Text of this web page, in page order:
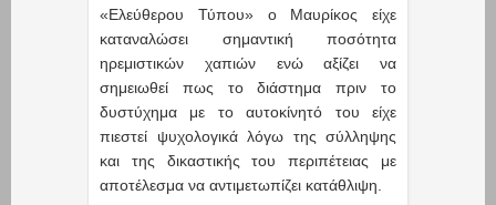
«Ελεύθερου Τύπου» ο Μαυρίκος είχε
καταναλώσει σημαντική ποσότητα
ηρεμιστικών χαπιών ενώ αξίζει να
σημειωθεί πως το διάστημα πριν το
δυστύχημα με το αυτοκίνητό του είχε
πιεστεί ψυχολογικά λόγω της σύλληψης
και της δικαστικής του περιπέτειας με
αποτέλεσμα να αντιμετωπίζει κατάθλιψη.